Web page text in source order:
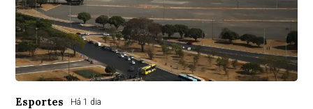
Esportes Há 1 dia